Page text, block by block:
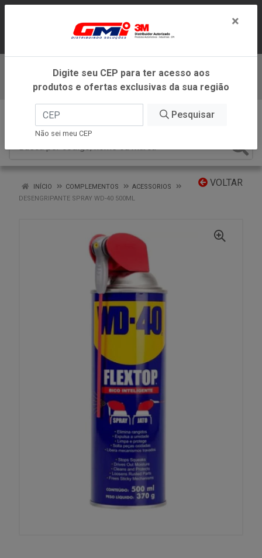
ATENDIMENTO DENTRO DO ESTADO DE
MINAS GERAIS.
Baixe já nosso APP
VOLTAR
INÍCIO COMPLEMENTOS
ACESSORIOS
DESENGRIPANTE SPRAY WD-40 500ML
×
Digite seu CEP para ter acesso aos
produtos e ofertas exclusivas da sua região
Pesquisar
Não sei meu CEP